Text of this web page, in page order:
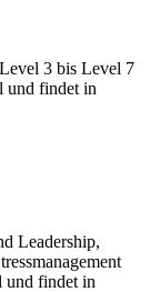
3 bis Level 7
und findet in
Leadership,
und findet in